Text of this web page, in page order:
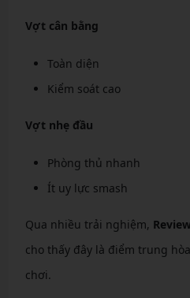
Vợt cân bằng
Toàn diện
Kiểm soát cao
Vợt nhẹ đầu
Phòng thủ nhanh
Ít uy lực smash
Qua nhiều trải nghiệm,
cho thấy đây là điểm trung
chơi.